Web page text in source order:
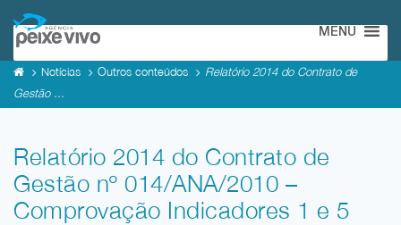
MENU
Notícias Outros conteúdos
Relatório 2014 do Contrato de
Gestão ...
Relatório 2014 do Contrato de
Gestão nº 014/ANA/2010 –
Comprovação Indicadores 1 e 5